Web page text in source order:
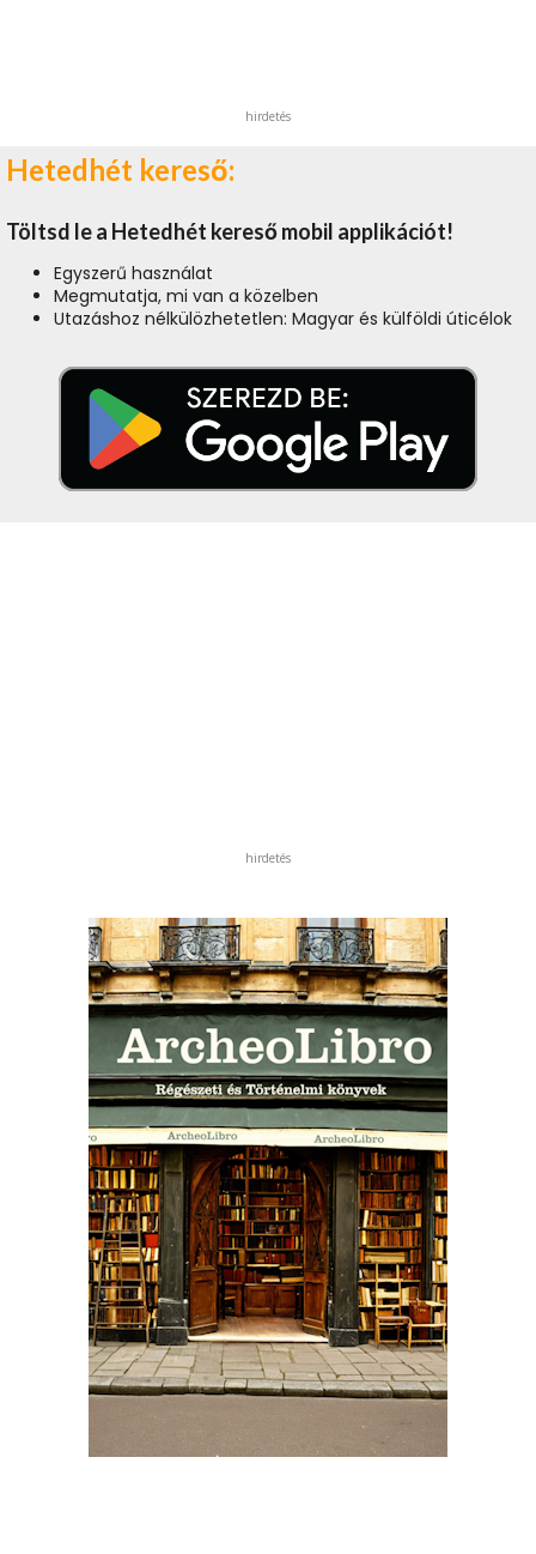
hirdetés
Hetedhét kereső:
Töltsd le a Hetedhét kereső mobil applikációt!
Egyszerű használat
Megmutatja, mi van a közelben
Utazáshoz nélkülözhetetlen: Magyar és külföldi úticélok
hirdetés